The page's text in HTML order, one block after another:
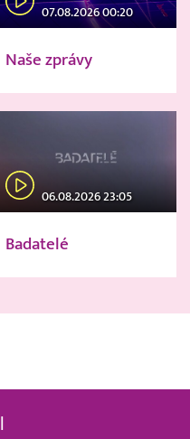
07.08.2026 00:20
Naše zprávy
06.08.2026 23:05
Badatelé